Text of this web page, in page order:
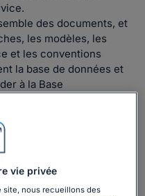
des documents, et
les modèles, les
et les conventions
la base de données et
à la Base
ou morale,
droit privé ou de droit
ou un Service sur le
en sa qualité d'éditeur
vie privée
site, nous recueillons des